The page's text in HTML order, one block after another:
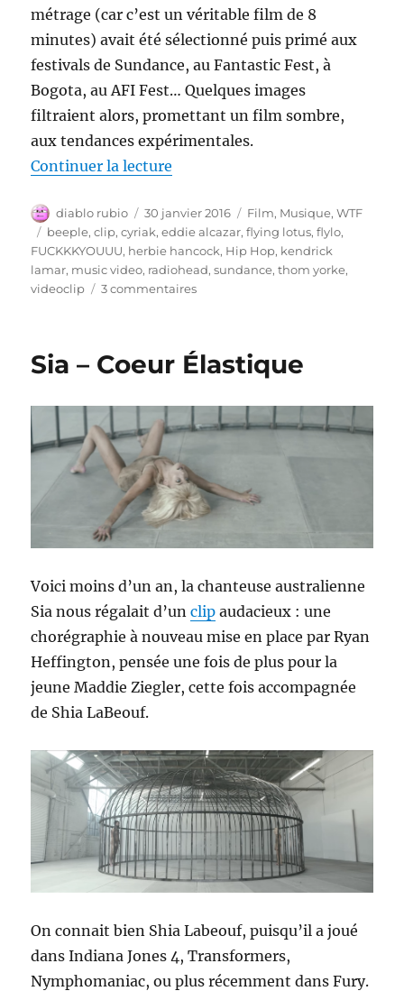
métrage (car c’est un véritable film de 8
minutes) avait été sélectionné puis primé aux
festivals de Sundance, au Fantastic Fest, à
Bogota, au AFI Fest… Quelques images
filtraient alors, promettant un film sombre,
aux tendances expérimentales.
Continuer la lecture
Auteur
diablo rubio
Publié
le
30 janvier 2016 Catégories
Film, Musique,WTF
Étiquettes
beeple,clip,cyriak,eddie alcazar,flying lotus,flylo,
FUCKKKYOUUU, herbie hancock, Hip Hop, kendrick
lamar, music video, radiohead,sundance,thom yorke,
videoclip
3 commentairessur
Lotus
Sia – Coeur Élastique
Voici moins d’un an, la chanteuse australienne
Sia nous régalait d’unclip audacieux : une
chorégraphie à nouveau mise en place par Ryan
Heffington, pensée une fois de plus pour la
jeune Maddie Ziegler, cette fois accompagnée
de Shia LaBeouf.
On connait bien Shia Labeouf, puisqu’il a joué
dans Indiana Jones 4, Transformers,
Nymphomaniac, ou plus récemment dans Fury.